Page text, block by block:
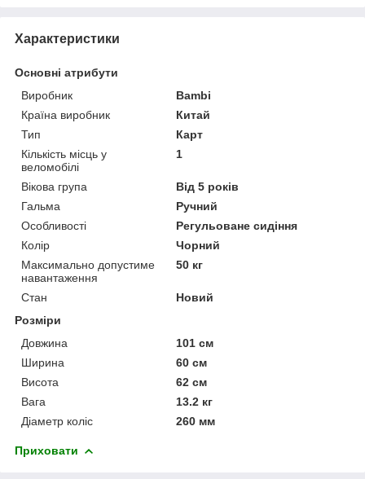
Характеристики
Основні атрибути
Виробник
Bambi
Країна виробник
Китай
Тип
Карт
Кількість місць у
веломобілі
1
Вікова група
Від 5 років
Гальма
Ручний
Особливості
Регульоване сидіння
Колір
Чорний
Максимально допустиме
навантаження
50 кг
Стан
Новий
Розміри
Довжина
101 см
Ширина
60 см
Висота
62 см
Вага
13.2 кг
Діаметр коліс
260 мм
Приховати